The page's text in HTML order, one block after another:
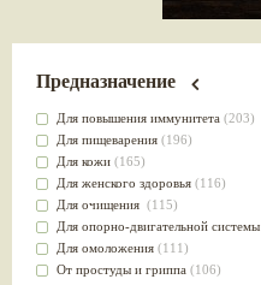
Предназначение
Для повышения иммунитета (203)
Для пищеварения (196)
Для кожи (165)
Для женского здоровья (116)
Для очищения (115)
Для опорно-двигательной системы
Для омоложения (111)
От простуды и гриппа (106)